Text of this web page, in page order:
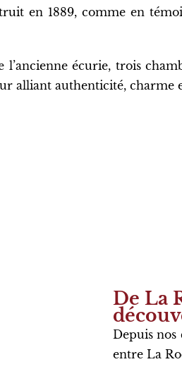
en 1889, comme en
écurie, trois
alliant authenticité, charme
De La
Depuis nos
entre La